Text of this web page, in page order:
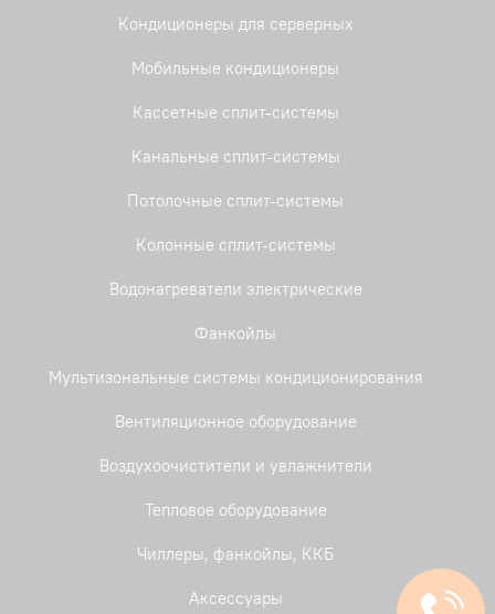
Кондиционеры для серверных
Мобильные кондиционеры
Кассетные сплит-системы
Канальные сплит-системы
Потолочные сплит-системы
Колонные сплит-системы
Водонагреватели электрические
Фанкойлы
Мультизональные системы кондиционирования
Вентиляционное оборудование
Воздухоочистители и увлажнители
Тепловое оборудование
Чиллеры, фанкойлы, ККБ
Аксессуары